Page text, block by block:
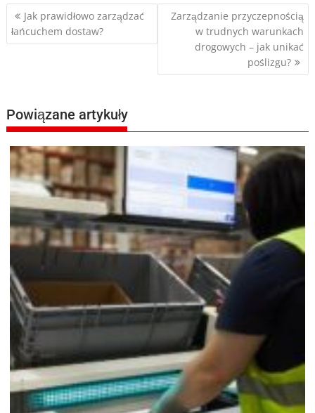
Nawigacja
wpisu
Jak prawidłowo zarządzać
łańcuchem dostaw?
Zarządzanie przyczepnością
w trudnych warunkach
drogowych – jak unikać
poślizgu?
Powiązane artykuły